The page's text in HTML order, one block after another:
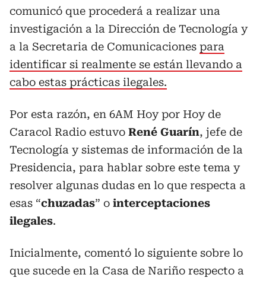
comunicó que procederá a realizar una
investigación a la Dirección de Tecnología y
a la Secretaria de Comunicaciones para
identificar si realmente se están llevando a
cabo estas prácticas ilegales.
Por esta razón, en 6AM Hoy por Hoy de
Caracol Radio estuvo René Guarín, jefe de
Tecnología y sistemas de información de la
Presidencia, para hablar sobre este tema y
resolver algunas dudas en lo que respecta a
esas “chuzadas” o interceptaciones
ilegales.
Inicialmente, comentó lo siguiente sobre lo
que sucede en la Casa de Nariño respecto a